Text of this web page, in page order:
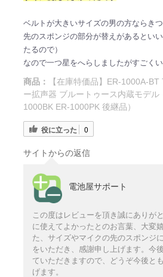
ベルトが大きいサイズの男の方ならき
先のスポンジの部分が替えがあるとい
たるので）
なので一つ星をへらしましたがすごく
商品：
【在庫特価品】ER-1000A-
ー拡声器 ブルートゥース内蔵モデル
1000BK ER-1000PK 後継品）
役に立った 0
サイトからの返信
電池屋サポート
この度はレビューを頂き誠にありが
に使えてよかったとのお言葉、大変
た、サイズやマイクの先のスポンジ
をいただき、感謝申し上げます。今
ていただきますので、どうぞ今後と
げます。